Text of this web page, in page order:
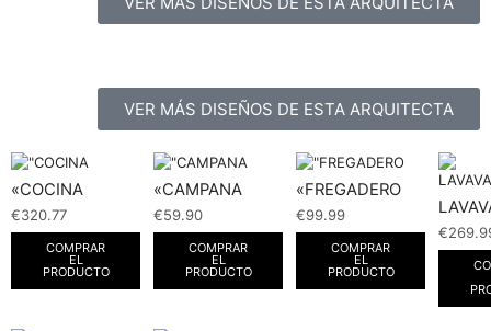
VER MÁS DISEÑOS DE ESTA ARQUITECTA
«COCINA
€320.77
COMPRAR
EL
PRODUCTO
«CAMPANA
€59.90
COMPRAR
EL
PRODUCTO
«FREGADERO
€99.99
COMPRAR
EL
PRODUCTO
€